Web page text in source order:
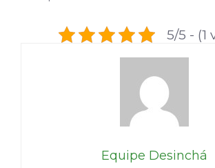
5/5 - (1
Equipe Desinchá